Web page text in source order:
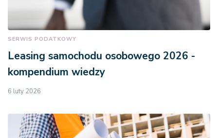
SERWIS PODATKOWY
Leasing samochodu osobowego 2026 -
kompendium wiedzy
6 luty 2026